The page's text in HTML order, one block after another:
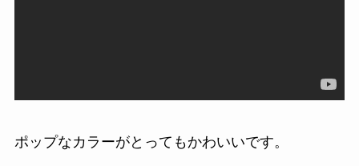
ポップなカラーがとってもかわいいです。